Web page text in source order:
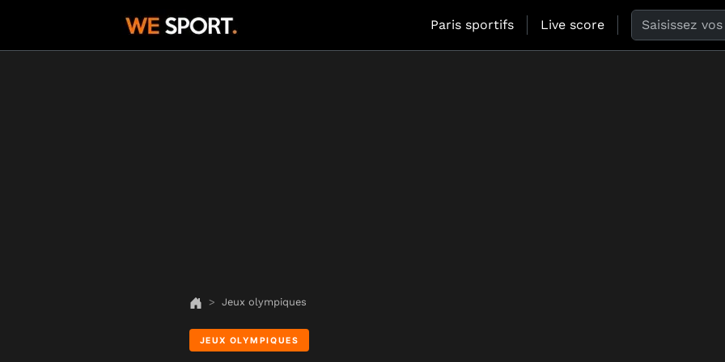
Paris sportifs Live score Search the
Jeux olympiques
JEUX OLYMPIQUES